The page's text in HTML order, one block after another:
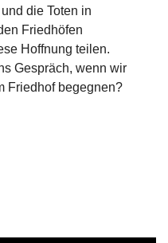
die Toten in
Friedhöfen
Hoffnung teilen.
Gespräch, wenn wir
Friedhof begegnen?